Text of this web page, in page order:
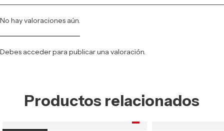
No hay valoraciones aún.
Debes accederpara publicar una valoración.
Productos relacionados